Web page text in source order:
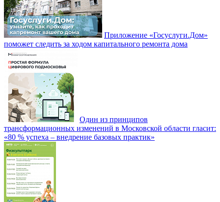
Приложение «Госуслуги.Дом»
поможет следить за ходом капитального ремонта дома
Один из принципов
трансформационных изменений в Московской области гласит:
«80 % успеха – внедрение базовых практик»